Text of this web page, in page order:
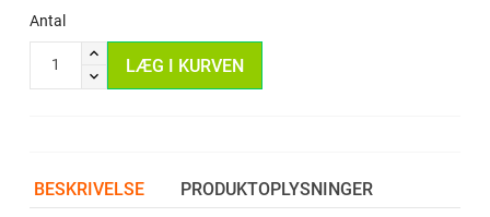
Antal
LÆG I KURVEN
BESKRIVELSE PRODUKTOPLYSNINGER